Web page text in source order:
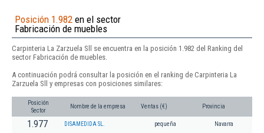
Posición 1.982 en el sector
Fabricación de muebles
Carpinteria La Zarzuela Sll se encuentra en la posición 1.982 del Ranking del
sector Fabricación de muebles.
A continuación podrá consultar la posición en el ranking de Carpinteria La
Zarzuela Sll y empresas con posiciones similares:
Posición
Sector
Nombre de la empresa Ventas (€) Provincia
1.977 DISAMEDIDA SL. pequeña Navarra